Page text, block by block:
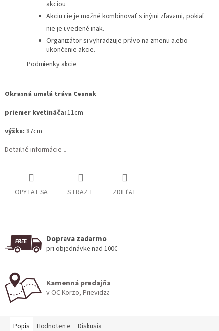
akciou.
Akciu nie je možné kombinovať s inými zľavami, pokiaľ
nie je uvedené inak.
Organizátor si vyhradzuje právo na zmenu alebo
ukončenie akcie.
Podmienky akcie
Okrasná umelá tráva Cesnak
priemer kvetináča: 11cm
výška: 87cm
Detailné informácie
OPÝTAŤ SA STRÁŽIŤ ZDIEĽAŤ
Doprava zadarmo
pri objednávke nad 100€
Kamenná predajňa
v OC Korzo, Prievidza
Popis Hodnotenie Diskusia